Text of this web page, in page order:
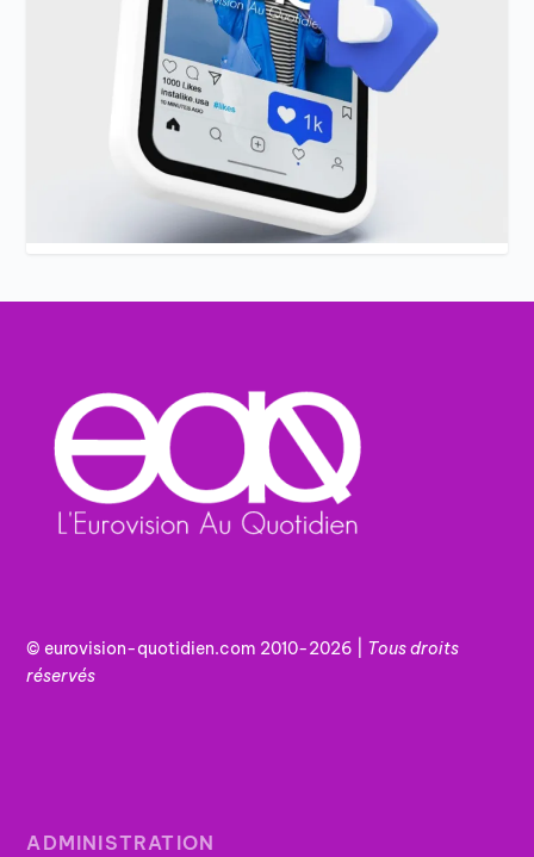
© eurovision-quotidien.com 2010-2026 | Tousdroits
réservés
ADMINISTRATION